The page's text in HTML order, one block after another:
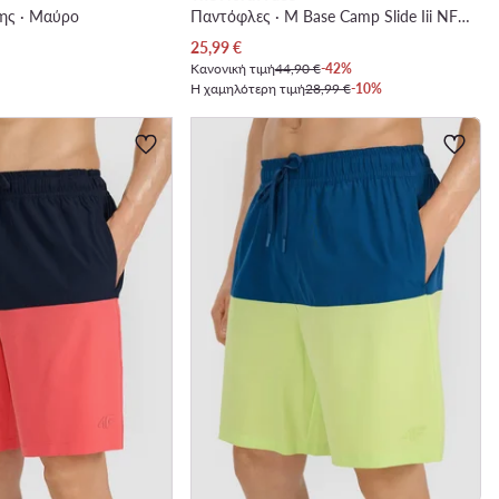
· Μαύρο
Παντόφλες · M Base Camp Slide Iii NF0A4T2RIYL1 · Πράσινο
Τρέχουσα τιμή
25,99€
Κανονική τιμή44,90 €-42%
Η χαμηλότερη τιμή28,99 €-10%